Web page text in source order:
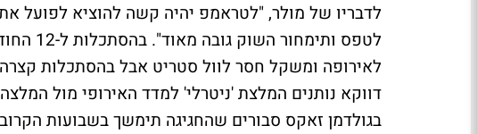
לדבריו של מולר, "לטראמפ יהיה קשה להוציא לפועל
לטפס
בגולדמן זאקס סבורים שהחגיגה תימשך בשבועות